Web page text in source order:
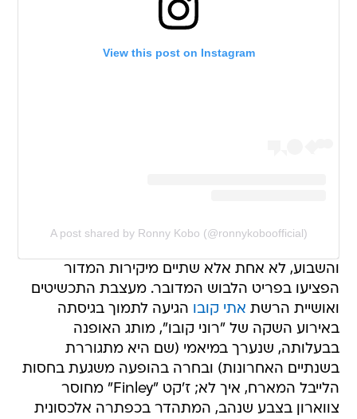
View this post on Instagram
A post shared by Ronny Kobo (@ronnykoboofficial)
והשבוע, לא אחת אלא שתיים מיקירות המדור
הפציעו בפריט הלבוש המדובר. מעצבת התכשיטים
ואושיית הרשת אתי קובו הגיעה לתמוך בגיסתה
באירוע השקה של "רוני קובו", מותג האופנה
בבעלותה, שנערך במיאמי (שם היא מתגוררת
בשנתיים האחרונות) ובחרה בהופעה משגעת בחסות
הלייבל המארח, איך לא; ז'קט "Finley" מחוסר
צווארון בצבע שנהב, המתהדר בכפתרה אלכסונית